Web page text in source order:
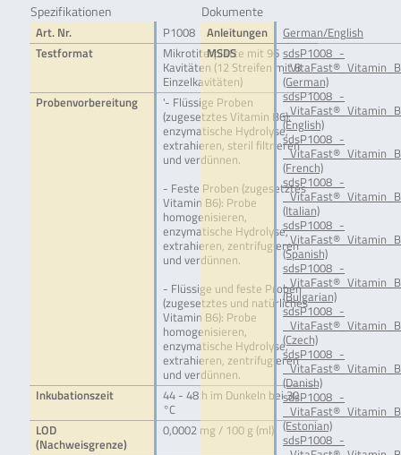
Spezifikationen
Art. Nr.
P1008
Testformat
Mikrotiterplatte mit 96
Kavitäten (12 Streifen mit 8
Einzelkavitäten)
Probenvorbereitung
'- Flüssige Proben
(zugesetztes Vitamin B6):
enzymatische Hydrolyse,
extrahieren, steril filtrieren
und verdünnen.
- Feste Proben (zugesetztes
Vitamin B6): Probe
homogenisieren,
enzymatische Hydrolyse,
extrahieren, zentrifugieren
und verdünnen.
- Flüssige und feste Proben
(zugesetztes und natürliches
Vitamin B6): Probe
homogenisieren,
enzymatische Hydrolyse,
extrahieren, zentrifugieren
und verdünnen.
Inkubationszeit
44 - 48 h im Dunkeln bei 30
°C
LOD
(Nachweisgrenze)
0,0002 mg / 100 g (ml)
Dokumente
Anleitungen
German/English
MSDS
sdsP1008_-
(German)
sdsP1008_-
(English)
sdsP1008_-
(French)
sdsP1008_-
(Italian)
sdsP1008_-
(Spanish)
sdsP1008_-
(Bulgarian)
sdsP1008_-
(Czech)
sdsP1008_-
(Danish)
sdsP1008_-
(Estonian)
sdsP1008_-